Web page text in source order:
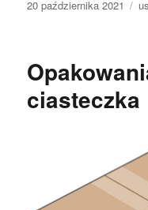
Data
20 października 2021
ciasteczka